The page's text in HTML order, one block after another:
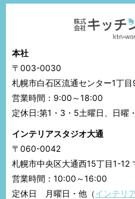
本社
〒003-0030
札幌市白石区流通センター1丁
営業時間：9:00～18:00
定休日:第1・3・5土曜日、日曜
インテリアスタジオ大通
〒060-0042
札幌市中央区大通西15丁目1-12
営業時間：10:00～16:00
定休日 月曜日・他（インテリ